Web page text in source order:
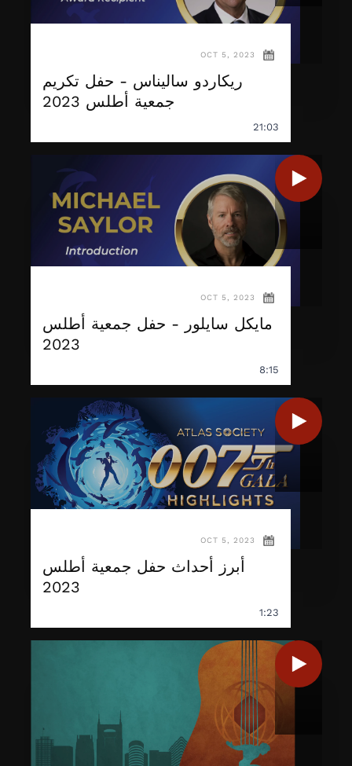
OCT 5, 2023
ريكاردو ساليناس - حفل تكريم
جمعية أطلس 2023
21:03
OCT 5, 2023
مايكل سايلور - حفل جمعية أطلس
2023
8:15
OCT 5, 2023
أبرز أحداث حفل جمعية أطلس
2023
1:23